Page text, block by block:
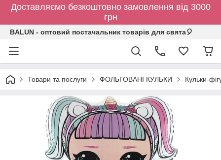
Доставляємо безкоштовно замовлення від 3000
грн
BALUN - оптовий постачальник товарів для свята🎈
Товари та послуги ФОЛЬГОВАНІ КУЛЬКИ Кульки-